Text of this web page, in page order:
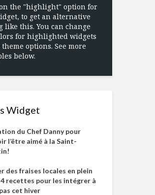
the "highlight" option for
to get an alternative
like this. You can change
for highlighted widgets
options. See more
below.
Widget
du Chef Danny pour
l’être aimé à la Saint-
des fraises locales en plein
4 recettes pour les intégrer à
cet hiver